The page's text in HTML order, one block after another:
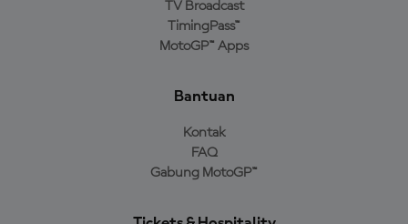
TV Broadcast
TimingPass™
MotoGP™ Apps
Bantuan
Kontak
FAQ
Gabung MotoGP™